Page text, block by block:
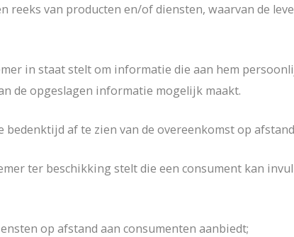
van producten en/of diensten, waarvan de
in staat stelt om informatie die aan hem
de opgeslagen informatie mogelijk maakt.
af te zien van de overeenkomst op
ter beschikking stelt die een consument kan
op afstand aan consumenten aanbiedt;